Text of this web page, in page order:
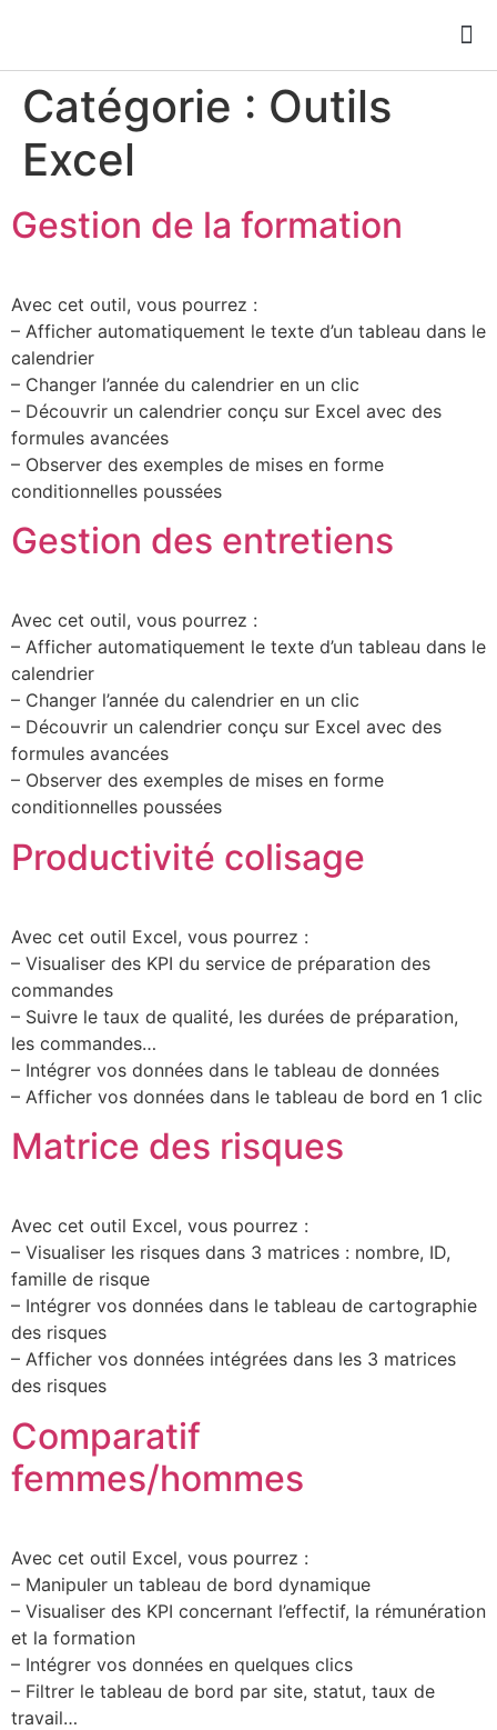
Catégorie : Outils
Excel
Gestion de la formation
Avec cet outil, vous pourrez :
– Afficher automatiquement le texte d’un tableau dans le
calendrier
– Changer l’année du calendrier en un clic
– Découvrir un calendrier conçu sur Excel avec des
formules avancées
– Observer des exemples de mises en forme
conditionnelles poussées
Gestion des entretiens
Avec cet outil, vous pourrez :
– Afficher automatiquement le texte d’un tableau dans le
calendrier
– Changer l’année du calendrier en un clic
– Découvrir un calendrier conçu sur Excel avec des
formules avancées
– Observer des exemples de mises en forme
conditionnelles poussées
Productivité colisage
Avec cet outil Excel, vous pourrez :
– Visualiser des KPI du service de préparation des
commandes
– Suivre le taux de qualité, les durées de préparation,
les commandes…
– Intégrer vos données dans le tableau de données
– Afficher vos données dans le tableau de bord en 1 clic
Matrice des risques
Avec cet outil Excel, vous pourrez :
– Visualiser les risques dans 3 matrices : nombre, ID,
famille de risque
– Intégrer vos données dans le tableau de cartographie
des risques
– Afficher vos données intégrées dans les 3 matrices
des risques
Comparatif
femmes/hommes
Avec cet outil Excel, vous pourrez :
– Manipuler un tableau de bord dynamique
– Visualiser des KPI concernant l’effectif, la rémunération
et la formation
– Intégrer vos données en quelques clics
– Filtrer le tableau de bord par site, statut, taux de
travail…